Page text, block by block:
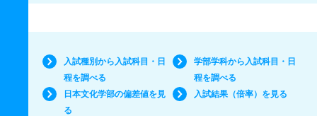
入試種別から入試科目・日
程を調べる
学部学科から入試科目・日
程を調べる
日本文化学部の偏差値を見
る
入試結果（倍率）を見る